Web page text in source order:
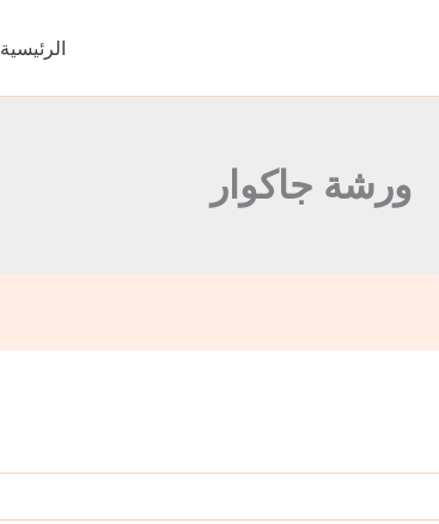
الرئيسية
ورشة جاكوار